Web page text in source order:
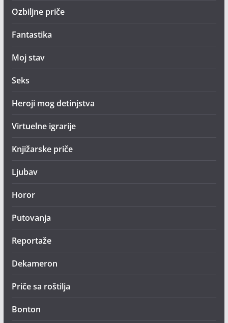
Ozbiljne priče
Fantastika
Moj stav
Seks
Heroji mog detinjstva
Virtuelne igrarije
Knjižarske priče
Ljubav
Horor
Putovanja
Reportaže
Dekameron
Priče sa roštilja
Bonton